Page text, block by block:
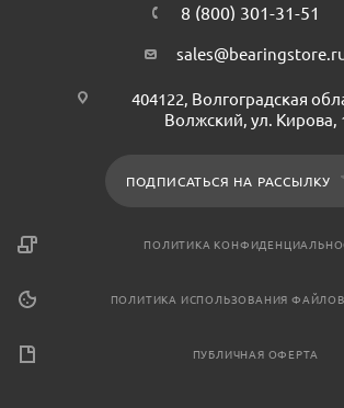
8 (800) 301-31-51
404122, Волгоградская
Волжский, ул. Кирова,
ПОДПИСАТЬСЯ НА РАССЫЛКУ
ПОЛИТИКА
ПОЛИТИКА ИСПОЛЬЗОВАНИЯ ФАЙЛОВ
ПУБЛИЧНАЯ ОФЕРТА